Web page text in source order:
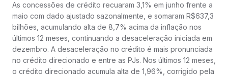
As concessões de crédito recuaram 3,1% em junho frente a
maio com dado ajustado sazonalmente, e somaram R$637,3
bilhões, acumulando alta de 8,7% acima da inflação nos
últimos 12 meses, continuando a desaceleração iniciada em
dezembro. A desaceleração no crédito é mais pronunciada
no crédito direcionado e entre as PJs. Nos últimos 12 meses,
o crédito direcionado acumula alta de 1,96%, corrigido pela